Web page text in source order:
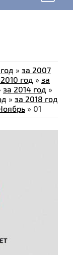
» за 2007
год » за
за 2014 год »
» за 2018 год
» 01